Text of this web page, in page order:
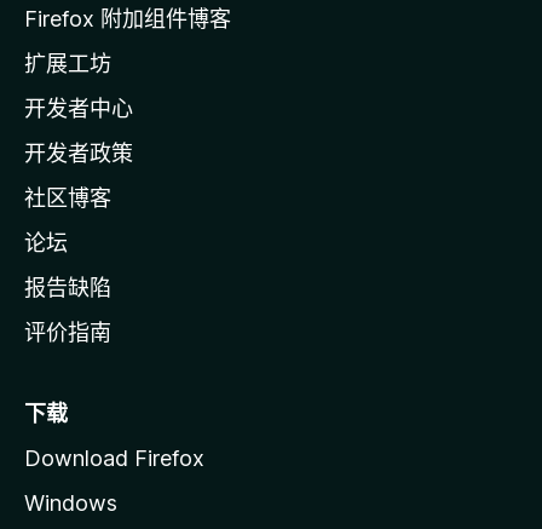
l
a
主
页
Firefox 附加组件博客
扩展工坊
开发者中心
开发者政策
社区博客
论坛
报告缺陷
评价指南
下载
Download Firefox
Windows